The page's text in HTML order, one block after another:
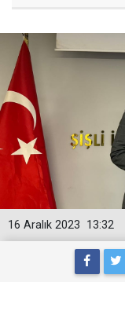
13:32
16 Aralık 2023